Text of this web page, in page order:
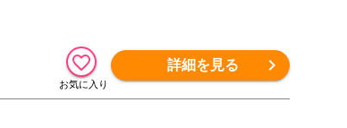
詳細を見る